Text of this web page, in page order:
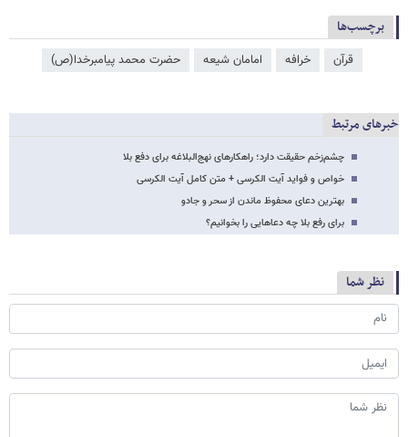
برچسب‌ها
قرآن خرافه امامان شیعه حضرت محمد پیامبرخدا(ص)
خبرهای مرتبط
چشم‌زخم حقیقت دارد؛ راهکارهای نهج‌البلاغه برای دفع بلا
خواص و فواید آیت الکرسی + متن کامل آیت الکرسی
بهترین دعای محفوظ ماندن از سحر و جادو
برای رفع بلا چه دعاهایی را بخوانیم؟
نظر شما